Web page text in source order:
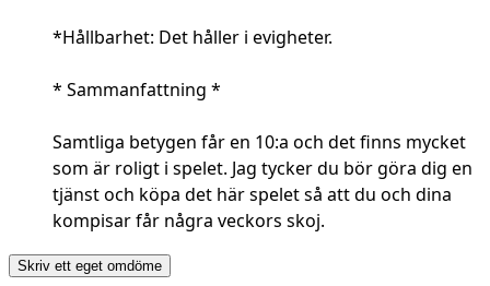
*Hållbarhet: Det håller i evigheter.
* Sammanfattning *
Samtliga betygen får en 10:a och det finns mycket
som är roligt i spelet. Jag tycker du bör göra dig en
tjänst och köpa det här spelet så att du och dina
kompisar får några veckors skoj.
Skriv ett eget omdöme